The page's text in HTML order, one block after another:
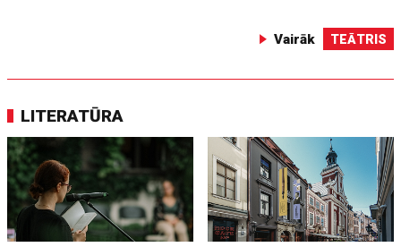
Vairāk TEĀTRIS
LITERATŪRA